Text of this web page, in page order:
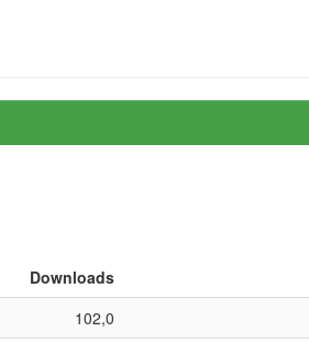
Downloads
102,0